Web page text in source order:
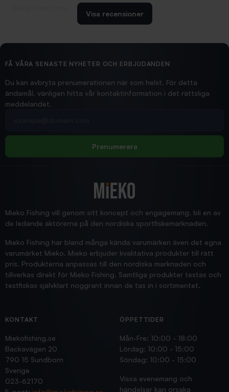
2026/02/19
Hittade exakt vad jag behövde. Snabb och bra...
Jensa
Visa recensioner
FÅ VÅRA SENASTE NYHETER OCH ERBJUDANDEN
Du kan avbryta prenumerationen när som helst. För detta
ändamål, vänligen hitta vår kontaktinformation i det rättsliga
meddelandet.
Prenumerera
Mieko Fishing vill genom sitt koncept och engagemang, bli en av
de ledande aktörerna på den nordiska sportfiskemarknaden.
Mieko Fishing har bland många kända varumärken även det egna
varumärket Mieko. Mieko erbjuder kvalitativa produkter till rätt
pris. Produkterna anpassas till den nordiska marknaden och
tillverkas direkt för Mieko Fishing. Samtliga produkter testas och
testfiskas självklart noggrant innan de tas in i sortimentet.
KONTAKT
Miekofishing.se
Backavägen 20
790 15 Sundborn
Sverige
023-62170
ÖPPETTIDER
Mån-Fre: 10:00 - 18:00
Lördag: 10:00 - 15:00
Söndag: 10:00 - 15:00
Vissa evenemang och
händelser kan orsaka